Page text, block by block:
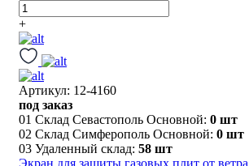
+
Артикул: 12-4160
под заказ
01 Склад Севастополь Основной: 0 шт
02 Склад Симферополь Основной: 0 шт
03 Удаленный склад: 58 шт
Экран для защиты газовых плит от